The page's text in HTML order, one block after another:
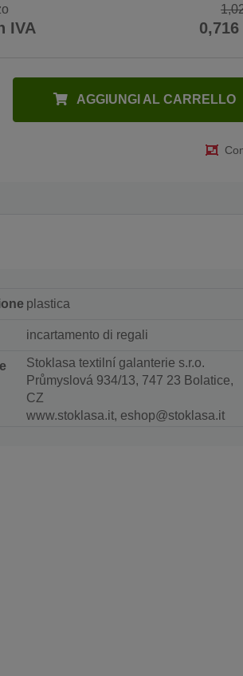
IVA 0,716
AGGIUNGI AL CARRELLO
plastica
incartamento di regali
Stoklasa textilní galanterie s.r.o.
Průmyslová 934/13, 747 23 Bolatice,
CZ
www.stoklasa.it, eshop@stoklasa.it